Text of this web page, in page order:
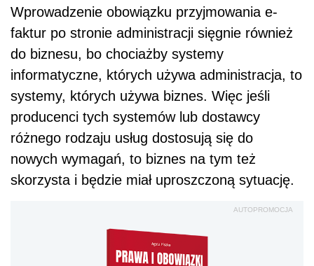
Wprowadzenie obowiązku przyjmowania e-
faktur po stronie administracji sięgnie również
do biznesu, bo chociażby systemy
informatyczne, których używa administracja, to
systemy, których używa biznes. Więc jeśli
producenci tych systemów lub dostawcy
różnego rodzaju usług dostosują się do
nowych wymagań, to biznes na tym też
skorzysta i będzie miał uproszczoną sytuację.
AUTOPROMOCJA